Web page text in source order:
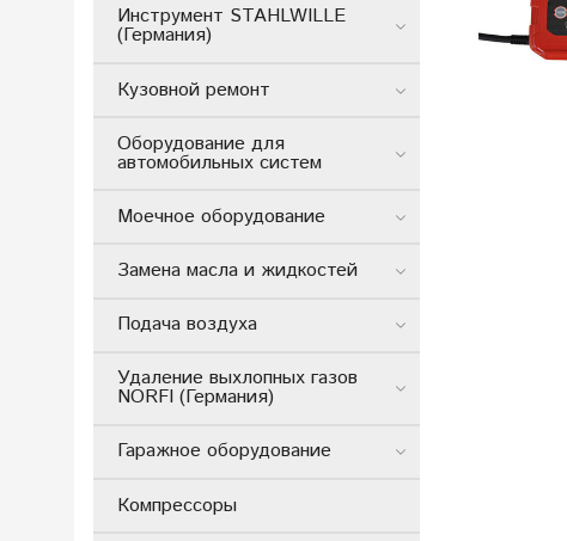
Инструмент STAHLWILLE
(Германия)
Кузовной ремонт
Оборудование для
автомобильных систем
Моечное оборудование
Замена масла и жидкостей
Подача воздуха
Удаление выхлопных газов
NORFI (Германия)
Гаражное оборудование
Компрессоры